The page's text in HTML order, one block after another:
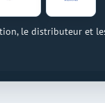
le distributeur et